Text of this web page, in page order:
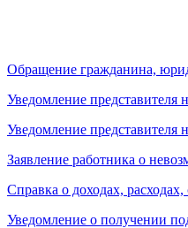
Обращение гражданина,
Уведомление
Уведомление представителя
Заявление работника о
Справка о доходах,
Уведомление о получении